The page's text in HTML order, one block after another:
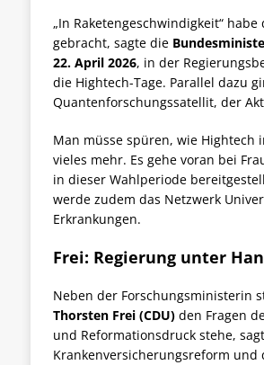
„In Raketengeschwindigkeit“
gebracht, sagte die
22. April 2026, in der
die Hightech-Tage. Parallel dazu
Quantenforschungssatellit, der
Man müsse spüren, wie Hightech
vieles mehr. Es gehe voran bei
in dieser Wahlperiode
werde zudem das Netzwerk
Erkrankungen.
Frei: Regierung unter
Neben der Forschungsministerin
Thorsten Frei (CDU)den Fragen
und Reformationsdruck stehe,
Krankenversicherungsreform und